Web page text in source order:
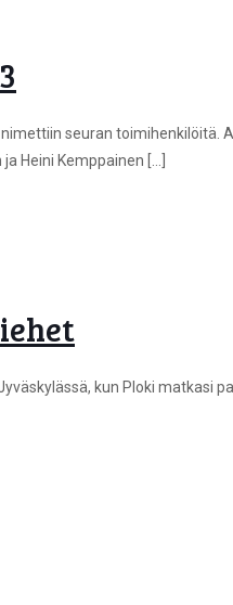
seuran
Heini Kemppainen
kun Ploki matkasi